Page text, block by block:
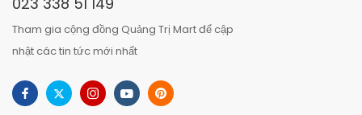
Tham gia cộng đồng Quảng Trị Mart để cập
nhật các tin tức mới nhất